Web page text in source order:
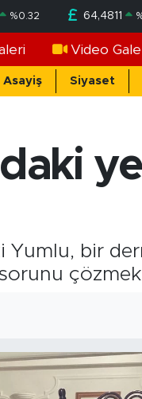
%0.32 64,4811
Video
Asayiş Siyaset
bir